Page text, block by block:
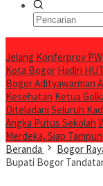
Jelang Konferprov
Kota Bogor Hadiri
Bogor Adityawarman
Kesehatan Ketua
Diteladani Seluruh
Angka Putus Sekolah
Merdeka, Siap
Beranda
Bogor
Bupati Bogor